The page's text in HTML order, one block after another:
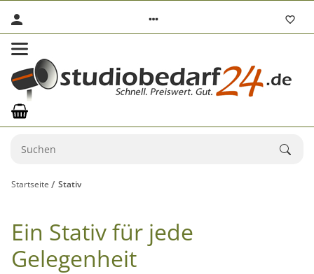
Startseite Stativ
Ein Stativ für jede
Gelegenheit